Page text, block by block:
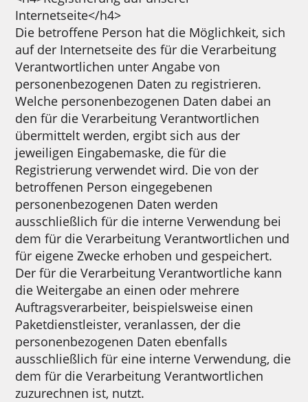
Internetseite</h4>
Die betroffene Person hat die Möglichkeit, sich
auf der Internetseite des für die Verarbeitung
Verantwortlichen unter Angabe von
personenbezogenen Daten zu registrieren.
Welche personenbezogenen Daten dabei an
den für die Verarbeitung Verantwortlichen
übermittelt werden, ergibt sich aus der
jeweiligen Eingabemaske, die für die
Registrierung verwendet wird. Die von der
betroffenen Person eingegebenen
personenbezogenen Daten werden
ausschließlich für die interne Verwendung bei
dem für die Verarbeitung Verantwortlichen und
für eigene Zwecke erhoben und gespeichert.
Der für die Verarbeitung Verantwortliche kann
die Weitergabe an einen oder mehrere
Auftragsverarbeiter, beispielsweise einen
Paketdienstleister, veranlassen, der die
personenbezogenen Daten ebenfalls
ausschließlich für eine interne Verwendung, die
dem für die Verarbeitung Verantwortlichen
zuzurechnen ist, nutzt.